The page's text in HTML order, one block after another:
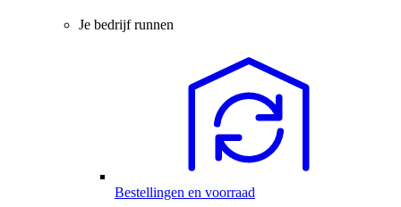
Je bedrijf runnen
Bestellingen en voorraad